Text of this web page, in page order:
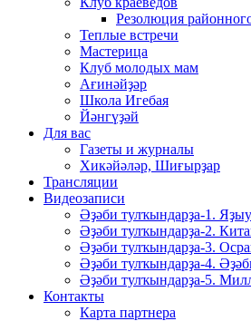
Резолюция
Теплые встречи
Мастерица
Клуб молодых мам
Ағинәйҙәр
Школа Игебая
Йәнгүҙәй
Для вас
Газеты и журналы
Хикәйәләр, Шиғырҙар
Трансляции
Видеозаписи
Әҙәби тулҡындарҙа-1.
Әҙәби тулҡындарҙа-2.
Әҙәби тулҡындарҙа-3.
Әҙәби тулҡындарҙа-4.
Әҙәби тулҡындарҙа-5.
Контакты
Карта партнера